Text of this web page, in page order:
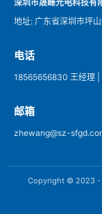
深圳市晟峰光电科技有
地址: 广东省深圳市坪
电话
18565656830 王经理
邮箱
zhewang@sz-
Copyright © 2023 -